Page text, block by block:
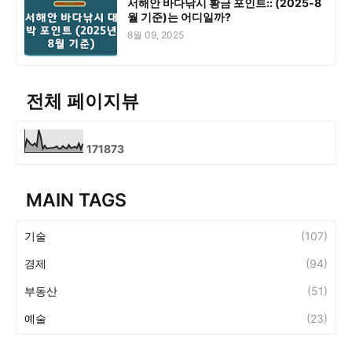
서해안 바다낚시 황금 포인트:: (2025-8
월 기준)는 어디일까?
8월 09, 2025
전체 페이지뷰
171873
MAIN TAGS
기술 (107)
경제 (94)
부동산 (51)
예술 (23)